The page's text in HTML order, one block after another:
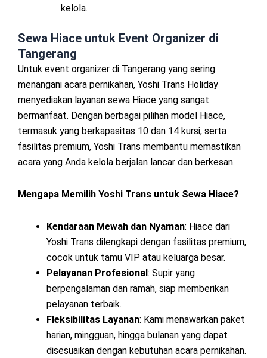
kelola.
Sewa Hiace untuk Event Organizer di
Tangerang
Untuk event organizer di Tangerang yang sering
menangani acara pernikahan, Yoshi Trans Holiday
menyediakan layanan sewa Hiace yang sangat
bermanfaat. Dengan berbagai pilihan model Hiace,
termasuk yang berkapasitas 10 dan 14 kursi, serta
fasilitas premium, Yoshi Trans membantu memastikan
acara yang Anda kelola berjalan lancar dan berkesan.
Mengapa Memilih Yoshi Trans untuk Sewa Hiace?
Kendaraan Mewah dan Nyaman: Hiace dari
Yoshi Trans dilengkapi dengan fasilitas premium,
cocok untuk tamu VIP atau keluarga besar.
Pelayanan Profesional: Supir yang
berpengalaman dan ramah, siap memberikan
pelayanan terbaik.
Fleksibilitas Layanan: Kami menawarkan paket
harian, mingguan, hingga bulanan yang dapat
disesuaikan dengan kebutuhan acara pernikahan.